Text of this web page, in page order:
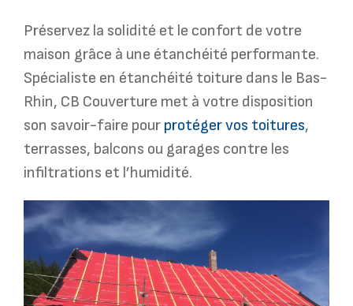
Préservez la solidité et le confort de votre
maison grâce à une étanchéité performante.
Spécialiste en étanchéité toiture dans le Bas-
Rhin, CB Couverture met à votre disposition
son savoir-faire pourprotéger vos toitures,
terrasses, balcons ou garages contre les
infiltrations et l’humidité.